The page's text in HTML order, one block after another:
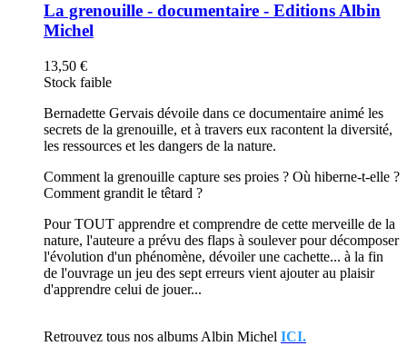
La grenouille - documentaire - Editions Albin
Michel
13,50 €
Stock faible
Bernadette Gervais dévoile dans ce documentaire animé les
secrets de la grenouille, et à travers eux racontent la diversité,
les ressources et les dangers de la nature.
Comment la grenouille capture ses proies ? Où hiberne-t-elle ?
Comment grandit le têtard ?
Pour TOUT apprendre et comprendre de cette merveille de la
nature, l'auteure a prévu des flaps à soulever pour décomposer
l'évolution d'un phénomène, dévoiler une cachette... à la fin
de l'ouvrage un jeu des sept erreurs vient ajouter au plaisir
d'apprendre celui de jouer...
Retrouvez tous nos albums Albin Michel ICI.